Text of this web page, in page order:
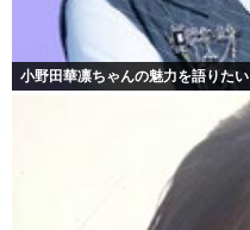
小野田華凛ちゃんの魅力を語りたい